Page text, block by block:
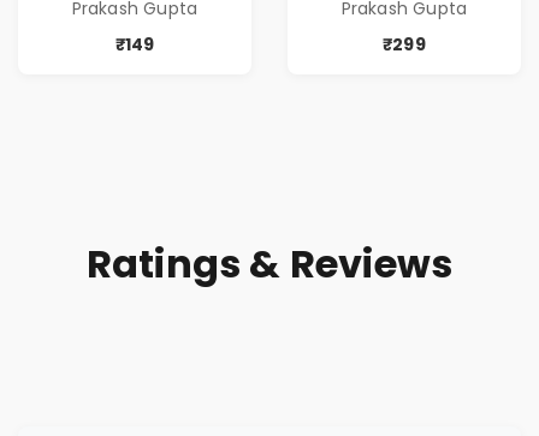
Prakash Gupta
₹149
Prakash Gupta
₹299
Ratings & Reviews